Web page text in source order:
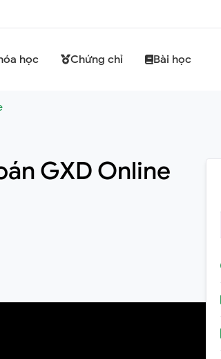
học Chứng chỉ Bài học
GXD Online